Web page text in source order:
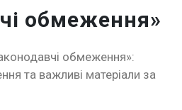
обмеження»
обмеження»:
та важливі матеріали за